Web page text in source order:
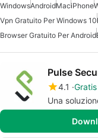
WindowsAndroidMaciPhone
Vpn Gratuito Per Windows 10
Browser Gratuito Per Android
Pulse
4.1 Gratis
Una